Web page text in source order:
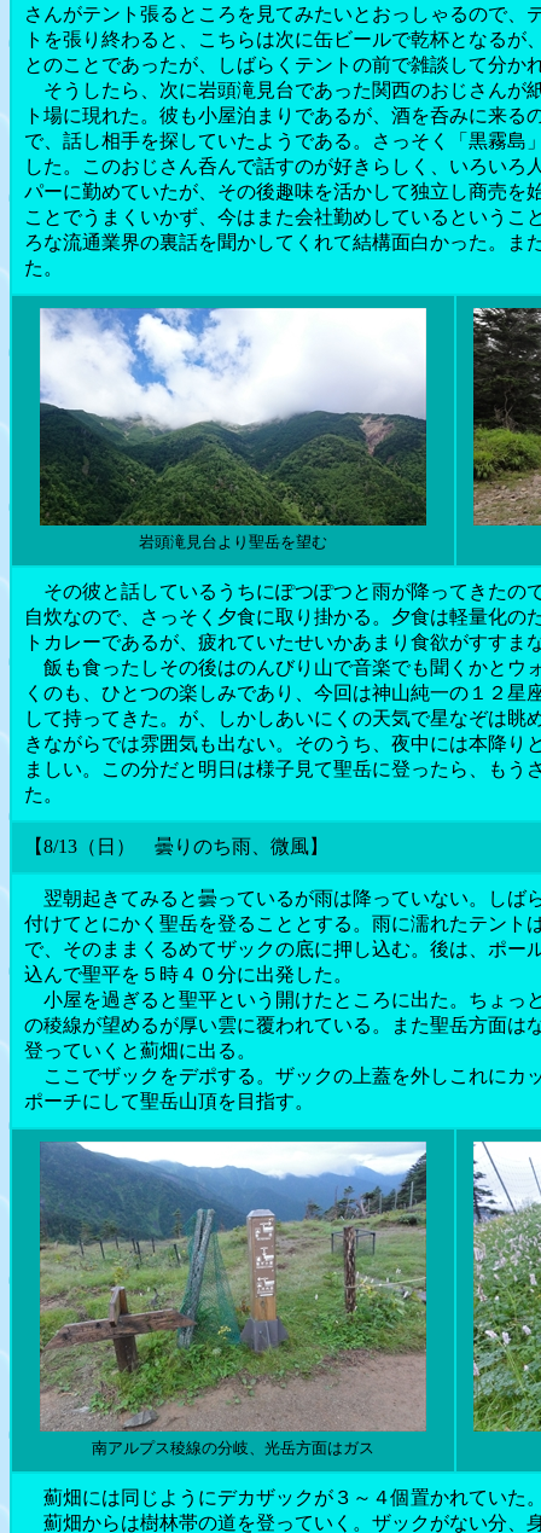
さんがテント張るところを見てみたいとおっしゃるので、
トを張り終わると、こちらは次に缶ビールで乾杯となるが
とのことであったが、しばらくテントの前で雑談して分か
そうしたら、次に岩頭滝見台であった関西のおじさんが
ト場に現れた。彼も小屋泊まりであるが、酒を呑みに来る
で、話し相手を探していたようである。さっそく「黒霧島
した。このおじさん呑んで話すのが好きらしく、いろいろ
パーに勤めていたが、その後趣味を活かして独立し商売を
ことでうまくいかず、今はまた会社勤めしているというこ
ろな流通業界の裏話を聞かしてくれて結構面白かった。ま
た。
岩頭滝見台より聖岳を望む
その彼と話しているうちにぽつぽつと雨が降ってきたの
自炊なので、さっそく夕食に取り掛かる。夕食は軽量化の
トカレーであるが、疲れていたせいかあまり食欲がすすま
飯も食ったしその後はのんびり山で音楽でも聞くかとウ
くのも、ひとつの楽しみであり、今回は神山純一の１２星
して持ってきた。が、しかしあいにくの天気で星なぞは眺
きながらでは雰囲気も出ない。そのうち、夜中には本降り
ましい。この分だと明日は様子見て聖岳に登ったら、もう
た。
【8/13（日） 曇りのち雨、微風】
翌朝起きてみると曇っているが雨は降っていない。しば
付けてとにかく聖岳を登ることとする。雨に濡れたテント
で、そのままくるめてザックの底に押し込む。後は、ポー
込んで聖平を５時４０分に出発した。
小屋を過ぎると聖平という開けたところに出た。ちょっ
の稜線が望めるが厚い雲に覆われている。また聖岳方面は
登っていくと薊畑に出る。
ここでザックをデポする。ザックの上蓋を外しこれにカ
ポーチにして聖岳山頂を目指す。
南アルプス稜線の分岐、光岳方面はガス
薊畑には同じようにデカザックが３～４個置かれていた
薊畑からは樹林帯の道を登っていく。ザックがない分、